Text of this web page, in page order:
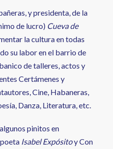
y presidenta, de la
de lucro) Cueva de
la cultura en todas
su labor en el barrio de
de talleres, actos y
Certámenes y
Cine, Habaneras,
Danza, Literatura, etc.
pinitos en
Isabel Expósitoy Con